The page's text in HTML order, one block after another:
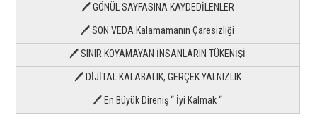
🖊 GÖNÜL SAYFASINA KAYDEDİLENLER
🖊 SON VEDA Kalamamanın Çaresizliği
🖊 SINIR KOYAMAYAN İNSANLARIN TÜKENİŞİ
🖊 DİJİTAL KALABALIK, GERÇEK YALNIZLIK
🖊 En Büyük Direniş “ İyi Kalmak “